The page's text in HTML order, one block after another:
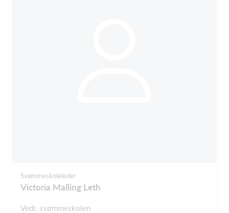
Svømmeskoleleder
Victoria Malling Leth
Vedr. svømmeskolen